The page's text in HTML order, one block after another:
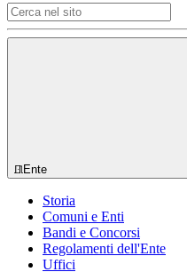
Ente
Storia
Comuni e Enti
Bandi e Concorsi
Regolamenti dell'Ente
Uffici